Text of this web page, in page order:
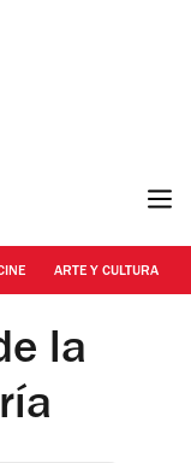
ARTE Y CULTURA
la